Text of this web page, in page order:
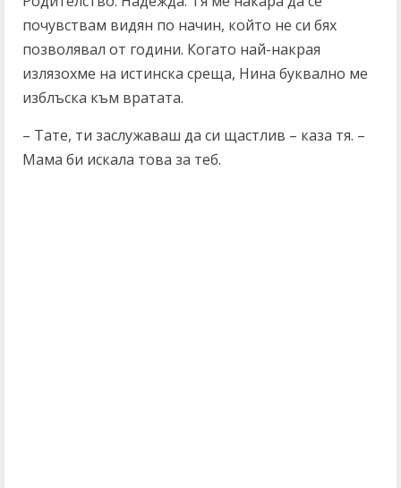
почувствам видян по начин, който не си бях
позволявал от години. Когато най-накрая
излязохме на истинска среща, Нина буквално ме
изблъска към вратата.
– Тате, ти заслужаваш да си щастлив – каза тя. –
Мама би искала това за теб.